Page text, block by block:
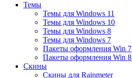
Темы
Темы для Windows 11
Темы для Windows 10
Темы для Windows 8
Темы для Windows 7
Пакеты оформления Win 7
Пакеты оформления Win 8
Скины
Скины для Rainmeter